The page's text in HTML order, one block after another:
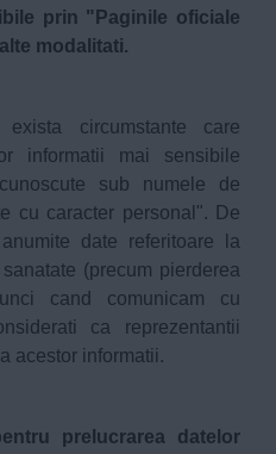
prin "Paginile oficiale
modalitati.
circumstante care
informatii mai sensibile
sub numele de
cu caracter personal". De
date referitoare la
(precum pierderea
cand comunicam cu
ca reprezentantii
acestor informatii.
prelucrarea datelor